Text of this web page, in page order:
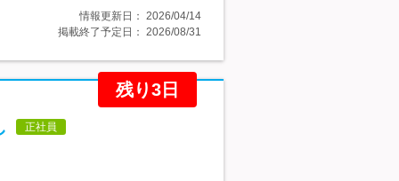
情報更新日： 2026/04/14
掲載終了予定日： 2026/08/31
残り3日
正社員